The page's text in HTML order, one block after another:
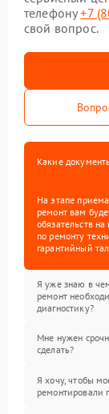
телефону+7
свой вопрос.
Какие
На этапе
ремонт вам
обязательств
по ремонту
гарантийный
Я уже знаю в
ремонт
диагностику?
Мне нужен
сделать?
Я хочу, чтобы
ремонтировали